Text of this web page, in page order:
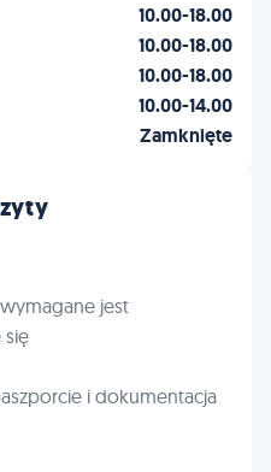
10.00-18.00
10.00-18.00
10.00-18.00
10.00-14.00
Zamknięte
jest
się
i dokumentacja